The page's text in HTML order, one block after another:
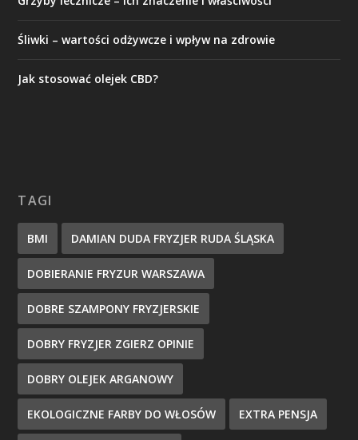
Śliwki – wartości odżywcze i wpływ na zdrowie
Jak stosować olejek CBD?
TAGI
BMI DAMIAN DUDA FRYZJER RUDA ŚLĄSKA
DOBIERANIE FRYZUR WARSZAWA
DOBRE SZAMPONY FRYZJERSKIE
DOBRY FRYZJER ZGIERZ OPINIE
DOBRY OLEJEK ARGANOWY
EKOLOGICZNE FARBY DO WŁOSÓW EXTRA PENSJA